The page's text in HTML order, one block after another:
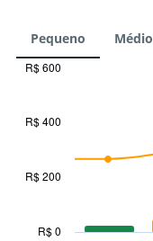
Pequeno Médio
with
hasR$ 0
R$ 200
R$ 400
R$ 600